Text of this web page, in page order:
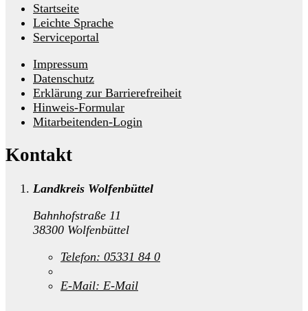
Startseite
Leichte Sprache
Serviceportal
Impressum
Datenschutz
Erklärung zur Barrierefreiheit
Hinweis-Formular
Mitarbeitenden-Login
Kontakt
Landkreis Wolfenbüttel
Bahnhofstraße 11
38300 Wolfenbüttel
Telefon: 05331 84 0
E-Mail: E-Mail